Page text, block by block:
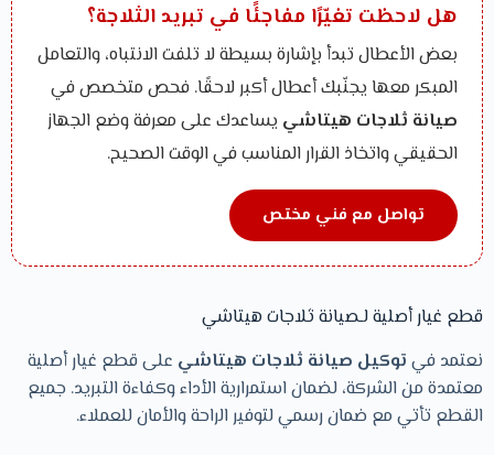
هل لاحظت تغيّرًا مفاجئًا في تبريد الثلاجة؟
بعض الأعطال تبدأ بإشارة بسيطة لا تلفت الانتباه، والتعامل
المبكر معها يجنّبك أعطال أكبر لاحقًا. فحص متخصص في
صيانة ثلاجات هيتاشي يساعدك على معرفة وضع الجهاز
الحقيقي واتخاذ القرار المناسب في الوقت الصحيح.
تواصل مع فني مختص
قطع غيار أصلية لـصيانة ثلاجات هيتاشي
نعتمد في توكيل صيانة ثلاجات هيتاشي على قطع غيار أصلية
معتمدة من الشركة، لضمان استمرارية الأداء وكفاءة التبريد. جميع
القطع تأتي مع ضمان رسمي لتوفير الراحة والأمان للعملاء.